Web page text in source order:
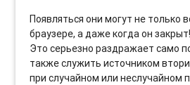
Появляться они могут не только
браузере, а даже когда он закрыт!
Это серьезно раздражает само
также служить источником
при случайном или неслучайном